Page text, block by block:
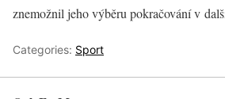
znemožnil jeho výběru pokračování v
Categories: Sport